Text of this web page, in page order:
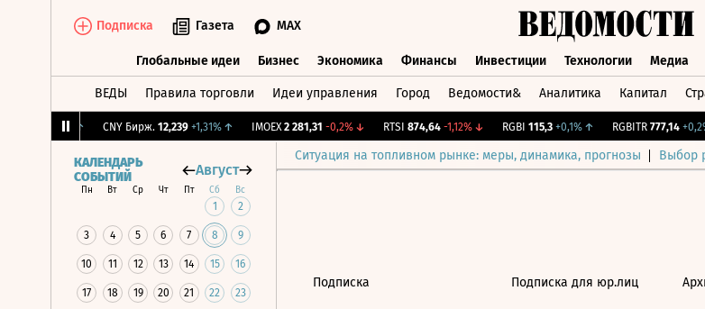
Подписка Газета MAX
Глобальные идеи Бизнес Экономика Финансы Инвестиции Технологии Медиа
ВЕДЫ Правила торговли Идеи управления Город Ведомости& Аналитика Капитал
CNY Бирж. 12,239 +1,31%↑ IMOEX 2 281,31 -0,2%↓ RTSI 874,64 -1,12%↓ RGBI 115,3 +0,1%↑ RGBITR 777,14 +0,2%
Ситуация на топливном рынке: меры, динамика, прогнозы Выбор
КАЛЕНДАРЬ
СОБЫТИЙ
Август
Пн Вт Ср Чт Пт Сб Вс
1 2
3 4 5 6 7 8 9
10 11 12 13 14 15 16
17 18 19 20 21 22 23
Подписка Подписка для юр.лиц